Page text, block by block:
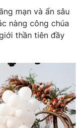
thao
sản
mạn và ẩn sâu
nàng công chúa
thần tiên đầy